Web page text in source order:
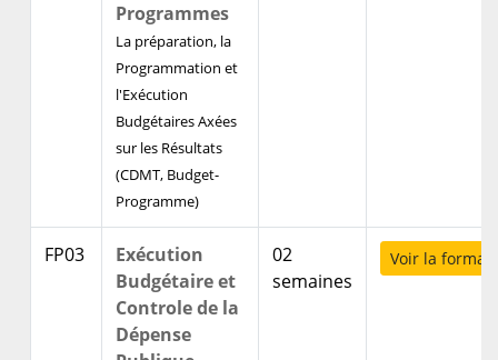
Programmes
La préparation, la
Programmation et
l'Exécution
Budgétaires Axées
sur les Résultats
(CDMT, Budget-
Programme)
FP03
Exécution
Budgétaire et
Controle de la
Dépense
02
semaines
Voir la